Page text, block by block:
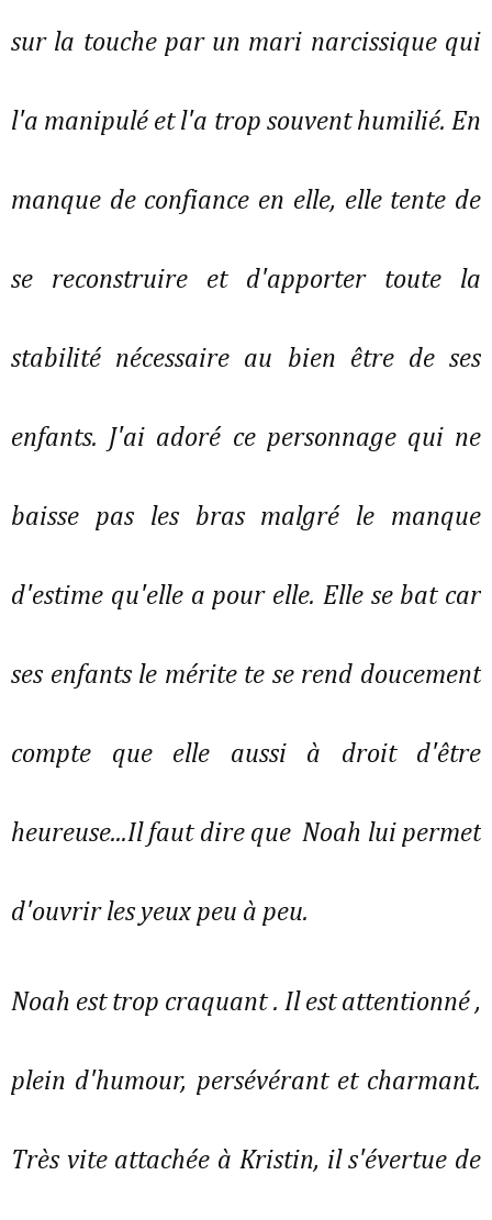
sur la touche par un mari narcissique qui
l'a manipulé et l'a trop souvent humilié. En
manque de confiance en elle, elle tente de
se reconstruire et d'apporter toute la
stabilité nécessaire au bien être de ses
enfants. J'ai adoré ce personnage qui ne
baisse pas les bras malgré le manque
d'estime qu'elle a pour elle. Elle se bat car
ses enfants le mérite te se rend doucement
compte que elle aussi à droit d'être
heureuse...Il faut dire que Noah lui permet
d'ouvrir les yeux peu à peu.
Noah est trop craquant . Il est attentionné ,
plein d'humour, persévérant et charmant.
Très vite attachée à Kristin, il s'évertue de